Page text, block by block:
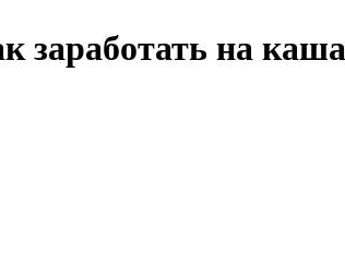
заработать на